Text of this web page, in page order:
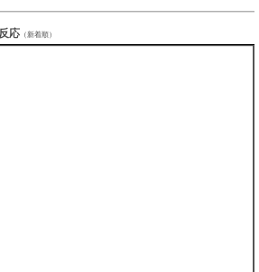
応 （新着順）